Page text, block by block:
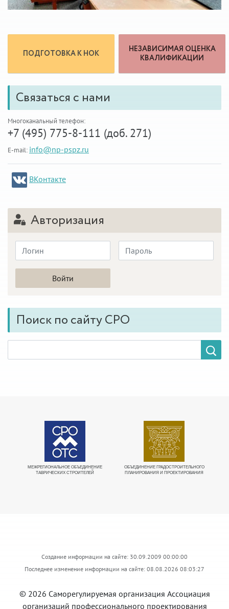
ПОДГОТОВКА К НОК
НЕЗАВИСИМАЯ ОЦЕНКА
КВАЛИФИКАЦИИ
Связаться с нами
Многоканальный телефон:
+7 (495) 775-8-111 (доб. 271)
E-mail: info@np-pspz.ru
ВКонтакте
Авторизация
Поиск по сайту СРО
МЕЖРЕГИОНАЛЬНОЕ ОБЪЕДИНЕНИЕ
ТАВРИЧЕСКИХ СТРОИТЕЛЕЙ
ОБЪЕДИНЕНИЕ ГРАДОСТРОИТЕЛЬНОГО
ПЛАНИРОВАНИЯ И ПРОЕКТИРОВАНИЯ
Создание информации на сайте: 30.09.2009 00:00:00
Последнее изменение информации на сайте: 08.08.2026 08:03:27
© 2026 Саморегулируемая организация Ассоциация
организаций профессионального проектирования